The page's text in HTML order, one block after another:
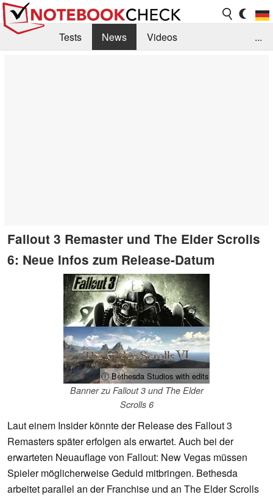
Tests News
Videos
...
Fallout 3 Remaster und The Elder Scrolls
6: Neue Infos zum Release-Datum
ⓘ Bethesda Studios with edits
Banner zu Fallout 3 und The Elder
Scrolls 6
Laut einem Insider könnte der Release des Fallout 3
Remasters später erfolgen als erwartet. Auch bei der
erwarteten Neuauflage von Fallout: New Vegas müssen
Spieler möglicherweise Geduld mitbringen. Bethesda
arbeitet parallel an der Franchise und an The Elder Scrolls